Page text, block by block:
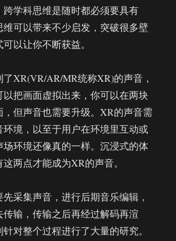
学科思维是随时都必须要具有
维可以带来不少启发，突破很多壁
以让你不断获益。
XR(VR/AR/MR统称XR)的声音，
以把画面虚拟出来，你可以在两块
，但声音也需要升级。XR的声音需
境，以至于用户在环境里互动或
环境还像真的一样。沉浸式的体
两点才能成为XR的声音。
采集声音，进行后期音乐编辑，
输，传输之后再经过解码再渲
对整个过程进行了大量的研究。